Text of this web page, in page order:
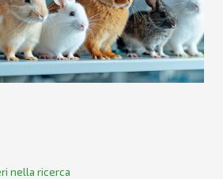
nella ricerca